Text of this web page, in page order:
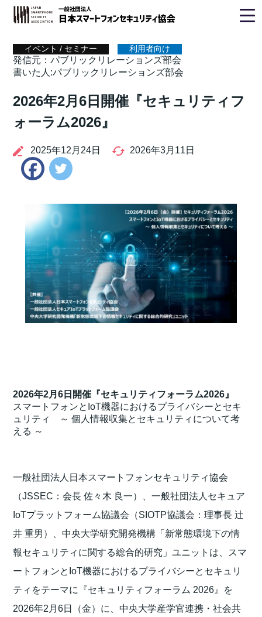
ホーム>イベント / セミナー > パブリックリレーションズ部会
イベント / セミナー 利用者向け
発信元：パブリックリレーションズ部会
書いた人:パブリックリレーションズ部会
2026年2月6日開催『セキュリティフ
ォーラム2026』
2025年12月24日 2026年3月11日
Facebook
2026年2月6日開催『セキュリティフォーラム2026』
スマートフォンとIoT機器におけるプライバシーとセキ
ュリティ ～ 個人情報収集とセキュリティについて考
える ～
一般社団法人日本スマートフォンセキュリティ協会
（JSSEC：会長 佐々木 良一）、一般社団法人セキュア
IoTプラットフォーム協議会（SIOTP協議会：理事長 辻
井 重男）、中央大学研究開発機構「新常態環境下の情
報セキュリティに関する総合的研究」ユニットは、スマ
ートフォンとIoT機器におけるプライバシーとセキュリ
ティをテーマに『セキュリティフォーラム 2026』を
2026年2月6日（金）に、中央大学産学官連携・社会共